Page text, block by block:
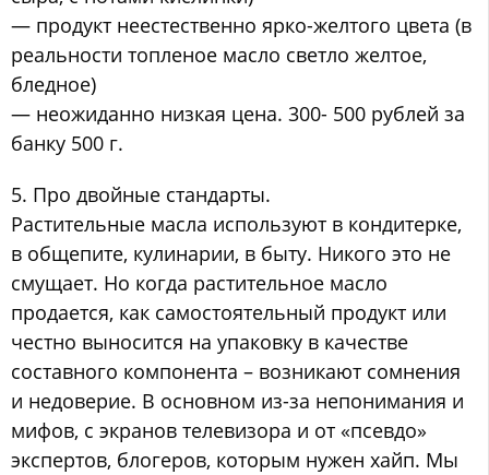
— продукт неестественно ярко-желтого цвета (в
реальности топленое масло светло желтое,
бледное)
— неожиданно низкая цена. 300- 500 рублей за
банку 500 г.
5. Про двойные стандарты.
Растительные масла используют в кондитерке,
в общепите, кулинарии, в быту. Никого это не
смущает. Но когда растительное масло
продается, как самостоятельный продукт или
честно выносится на упаковку в качестве
составного компонента – возникают сомнения
и недоверие. В основном из-за непонимания и
мифов, с экранов телевизора и от «псевдо»
экспертов, блогеров, которым нужен хайп. Мы